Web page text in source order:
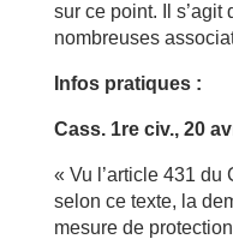
sur ce point. Il s’agit
nombreuses
Infos pratiques :
Cass. 1re civ., 20
« Vu l’article 431 du
selon ce texte, la
mesure de